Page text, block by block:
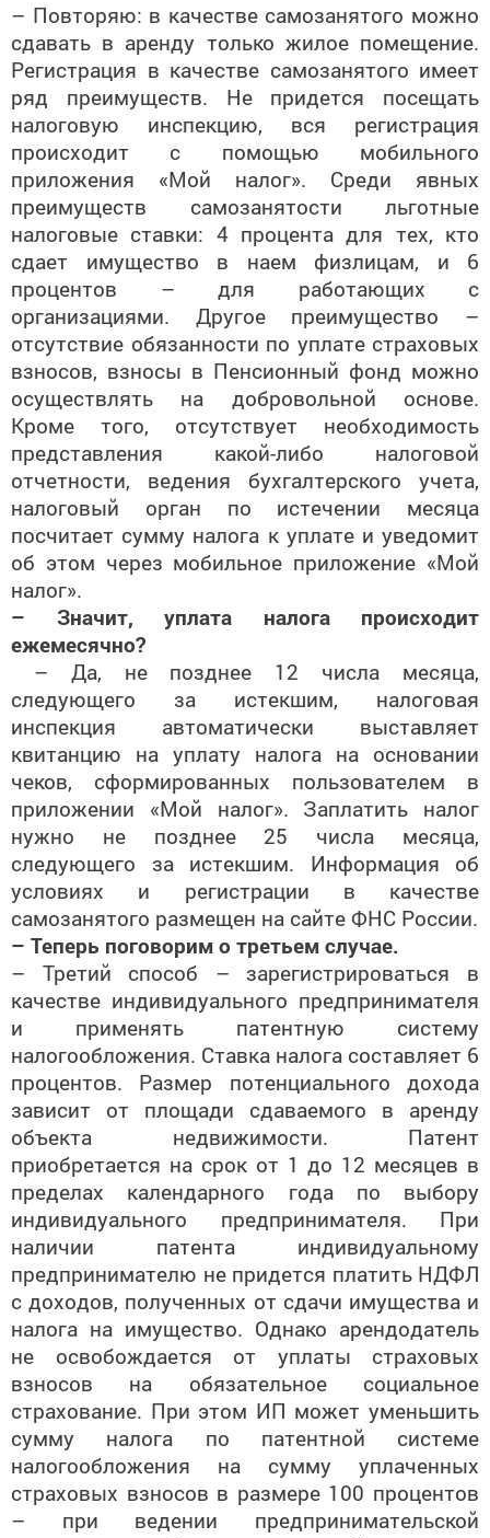
– Повторяю: в качестве самозанятого можно
сдавать в аренду только жилое помещение.
Регистрация в качестве самозанятого имеет
ряд преимуществ. Не придется посещать
налоговую инспекцию, вся регистрация
происходит с помощью мобильного
приложения «Мой налог». Среди явных
преимуществ самозанятости льготные
налоговые ставки: 4 процента для тех, кто
сдает имущество в наем физлицам, и 6
процентов – для работающих с
организациями. Другое преимущество –
отсутствие обязанности по уплате страховых
взносов, взносы в Пенсионный фонд можно
осуществлять на добровольной основе.
Кроме того, отсутствует необходимость
представления какой-либо налоговой
отчетности, ведения бухгалтерского учета,
налоговый орган по истечении месяца
посчитает сумму налога к уплате и уведомит
об этом через мобильное приложение «Мой
налог».
– Значит, уплата налога происходит
ежемесячно?
– Да, не позднее 12 числа месяца,
следующего за истекшим, налоговая
инспекция автоматически выставляет
квитанцию на уплату налога на основании
чеков, сформированных пользователем в
приложении «Мой налог». Заплатить налог
нужно не позднее 25 числа месяца,
следующего за истекшим. Информация об
условиях и регистрации в качестве
самозанятого размещен на сайте ФНС России.
– Теперь поговорим о третьем случае.
– Третий способ – зарегистрироваться в
качестве индивидуального предпринимателя
и применять патентную систему
налогообложения. Ставка налога составляет 6
процентов. Размер потенциального дохода
зависит от площади сдаваемого в аренду
объекта недвижимости. Патент
приобретается на срок от 1 до 12 месяцев в
пределах календарного года по выбору
индивидуального предпринимателя. При
наличии патента индивидуальному
предпринимателю не придется платить НДФЛ
с доходов, полученных от сдачи имущества и
налога на имущество. Однако арендодатель
не освобождается от уплаты страховых
взносов на обязательное социальное
страхование. При этом ИП может уменьшить
сумму налога по патентной системе
налогообложения на сумму уплаченных
страховых взносов в размере 100 процентов
– при ведении предпринимательской